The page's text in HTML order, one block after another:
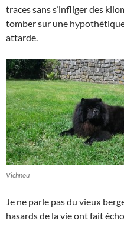
traces sans s’infliger des
tomber sur une
attarde.
Vichnou
Je ne parle pas du vieux
hasards de la vie ont fait